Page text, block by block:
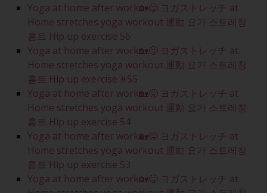
Yoga at home after work🏡😛 ヨガストレッチ at
Home stretches yoga workout 運動 요가 스트레칭
홈트 Hip up exercise 56
Yoga at home after work🏡😛 ヨガストレッチ at
Home stretches yoga workout 運動 요가 스트레칭
홈트 Hip up exercise #55
Yoga at home after work🏡😛 ヨガストレッチ at
Home stretches yoga workout 運動 요가 스트레칭
홈트 Hip up exercise 54
Yoga at home after work🏡😛 ヨガストレッチ at
Home stretches yoga workout 運動 요가 스트레칭
홈트 Hip up exercise 53
Yoga at home after work🏡😛 ヨガストレッチ at